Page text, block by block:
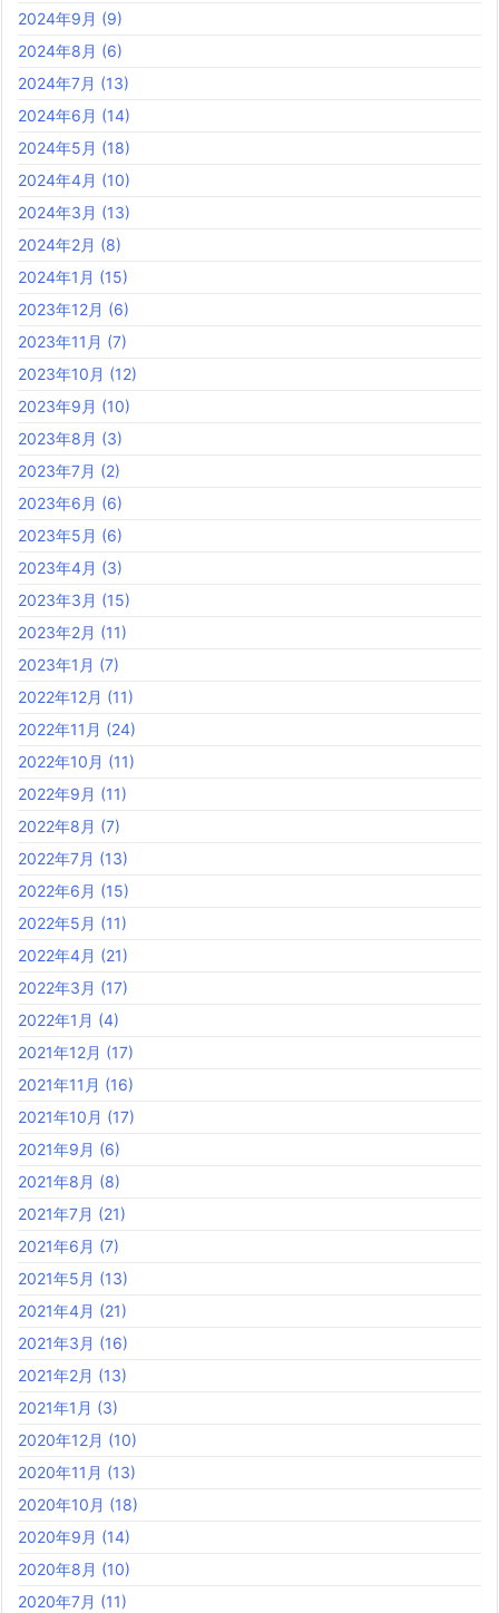
2024年9月 (9)
2024年8月 (6)
2024年7月 (13)
2024年6月 (14)
2024年5月 (18)
2024年4月 (10)
2024年3月 (13)
2024年2月 (8)
2024年1月 (15)
2023年12月 (6)
2023年11月 (7)
2023年10月 (12)
2023年9月 (10)
2023年8月 (3)
2023年7月 (2)
2023年6月 (6)
2023年5月 (6)
2023年4月 (3)
2023年3月 (15)
2023年2月 (11)
2023年1月 (7)
2022年12月 (11)
2022年11月 (24)
2022年10月 (11)
2022年9月 (11)
2022年8月 (7)
2022年7月 (13)
2022年6月 (15)
2022年5月 (11)
2022年4月 (21)
2022年3月 (17)
2022年1月 (4)
2021年12月 (17)
2021年11月 (16)
2021年10月 (17)
2021年9月 (6)
2021年8月 (8)
2021年7月 (21)
2021年6月 (7)
2021年5月 (13)
2021年4月 (21)
2021年3月 (16)
2021年2月 (13)
2021年1月 (3)
2020年12月 (10)
2020年11月 (13)
2020年10月 (18)
2020年9月 (14)
2020年8月 (10)
2020年7月 (11)